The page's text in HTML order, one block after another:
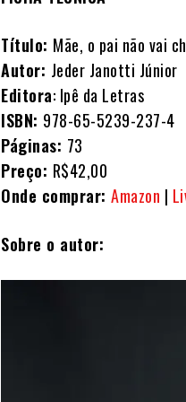
Título: Mãe, o pai não vai
Autor: Jeder Janotti Júnior
Editora: Ipê da Letras
ISBN: 978-65-5239-237-4
Páginas: 73
Preço: R$42,00
Onde comprar:Amazon |
Sobre o autor: